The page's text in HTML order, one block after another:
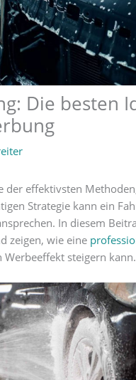
Die besten
der effektivsten
Strategie kann ein
In diesem
zeigen, wie eine
Werbeeffekt steigern kann.